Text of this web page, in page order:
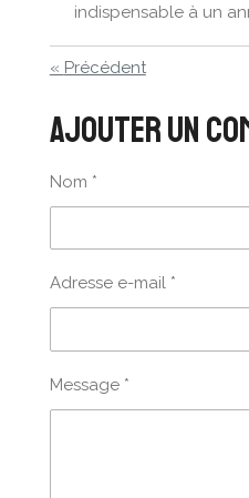
indispensable à un
« Précédent
Ajouter un
Nom *
Adresse e-mail *
Message *